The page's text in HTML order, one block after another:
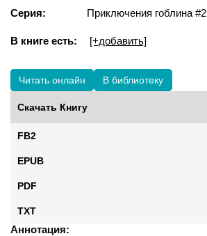
Серия: Приключения гоблина #2
В книге есть: [+добавить]
Читать онлайн В библиотеку
Скачать Книгу
FB2
EPUB
PDF
TXT
Аннотация: